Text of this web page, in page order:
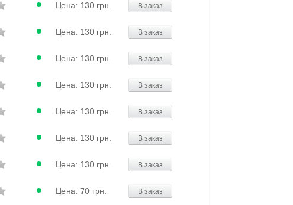
Цена: 130 грн. В заказ
Цена: 130 грн. В заказ
Цена: 130 грн. В заказ
Цена: 130 грн. В заказ
Цена: 130 грн. В заказ
Цена: 130 грн. В заказ
Цена: 130 грн. В заказ
Цена: 70 грн. В заказ